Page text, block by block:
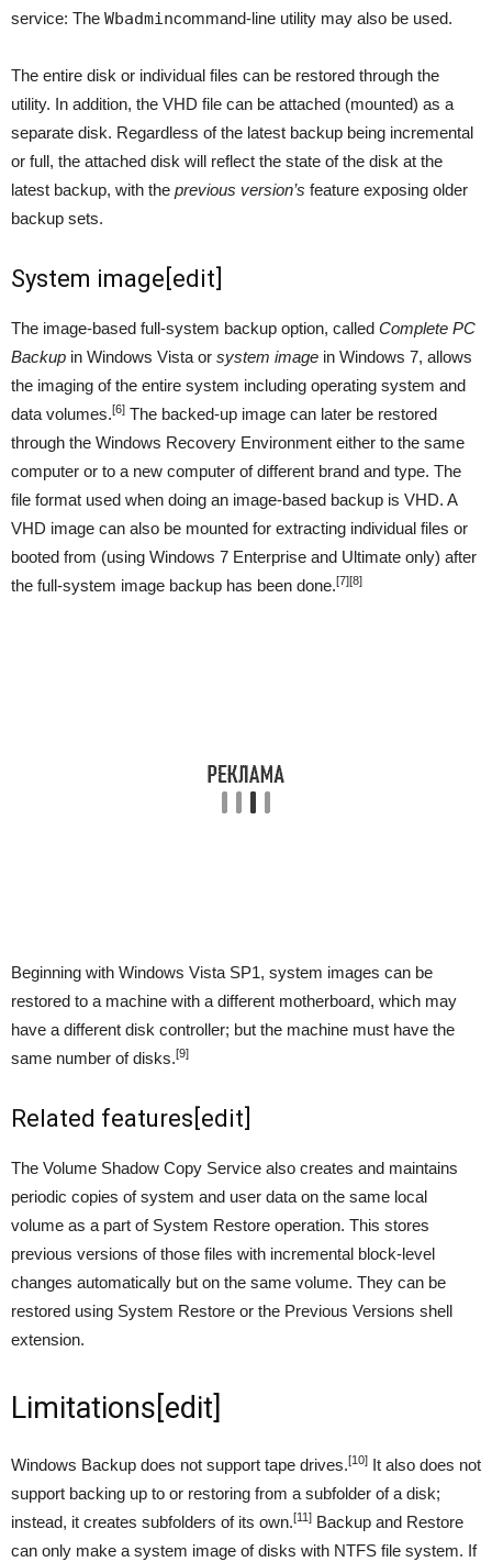
service: The Wbadmincommand-line utility may also be used.
The entire disk or individual files can be restored through the
utility. In addition, the VHD file can be attached (mounted) as a
separate disk. Regardless of the latest backup being incremental
or full, the attached disk will reflect the state of the disk at the
latest backup, with the previous version’s feature exposing older
backup sets.
System image edit
The image-based full-system backup option, called Complete PC
Backup in Windows Vista or system image in Windows 7, allows
the imaging of the entire system including operating system and
data volumes.[6] The backed-up image can later be restored
through the Windows Recovery Environment either to the same
computer or to a new computer of different brand and type. The
file format used when doing an image-based backup is VHD. A
VHD image can also be mounted for extracting individual files or
booted from (using Windows 7 Enterprise and Ultimate only) after
the full-system image backup has been done.[7][8]
Beginning with Windows Vista SP1, system images can be
restored to a machine with a different motherboard, which may
have a different disk controller; but the machine must have the
same number of disks.[9]
Related features edit
The Volume Shadow Copy Service also creates and maintains
periodic copies of system and user data on the same local
volume as a part of System Restore operation. This stores
previous versions of those files with incremental block-level
changes automatically but on the same volume. They can be
restored using System Restore or the Previous Versions shell
extension.
Limitations edit
Windows Backup does not support tape drives.[10] It also does not
support backing up to or restoring from a subfolder of a disk;
instead, it creates subfolders of its own.[11] Backup and Restore
can only make a system image of disks with NTFS file system. If